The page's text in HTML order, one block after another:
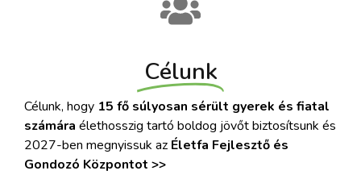
Célunk
Célunk, hogy 15 fő súlyosan sérült gyerek és fiatal
számára élethosszig tartó boldog jövőt biztosítsunk és
2027-ben megnyissuk az Életfa Fejlesztő és
Gondozó Központot >>